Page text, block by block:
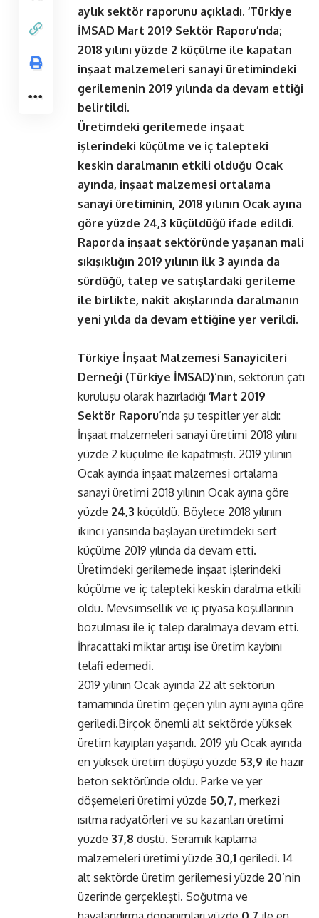
aylık sektör raporunu açıkladı. ‘Türkiye
İMSAD Mart 2019 Sektör Raporu’nda;
2018 yılını yüzde 2 küçülme ile kapatan
inşaat malzemeleri sanayi üretimindeki
gerilemenin 2019 yılında da devam ettiği
belirtildi.
Üretimdeki gerilemede inşaat
işlerindeki küçülme ve iç talepteki
keskin daralmanın etkili olduğu Ocak
ayında, inşaat malzemesi ortalama
sanayi üretiminin, 2018 yılının Ocak ayına
göre yüzde 24,3 küçüldüğü ifade edildi.
Raporda inşaat sektöründe yaşanan mali
sıkışıklığın 2019 yılının ilk 3 ayında da
sürdüğü, talep ve satışlardaki gerileme
ile birlikte, nakit akışlarında daralmanın
yeni yılda da devam ettiğine yer verildi.
Türkiye İnşaat Malzemesi Sanayicileri
Derneği (Türkiye İMSAD)’nin, sektörün çatı
kuruluşu olarak hazırladığı ‘Mart 2019
Sektör Raporu’nda şu tespitler yer aldı:
İnşaat malzemeleri sanayi üretimi 2018 yılını
yüzde 2 küçülme ile kapatmıştı. 2019 yılının
Ocak ayında inşaat malzemesi ortalama
sanayi üretimi 2018 yılının Ocak ayına göre
yüzde 24,3 küçüldü. Böylece 2018 yılının
ikinci yarısında başlayan üretimdeki sert
küçülme 2019 yılında da devam etti.
Üretimdeki gerilemede inşaat işlerindeki
küçülme ve iç talepteki keskin daralma etkili
oldu. Mevsimsellik ve iç piyasa koşullarının
bozulması ile iç talep daralmaya devam etti.
İhracattaki miktar artışı ise üretim kaybını
telafi edemedi.
2019 yılının Ocak ayında 22 alt sektörün
tamamında üretim geçen yılın aynı ayına göre
geriledi.Birçok önemli alt sektörde yüksek
üretim kayıpları yaşandı. 2019 yılı Ocak ayında
en yüksek üretim düşüşü yüzde 53,9 ile hazır
beton sektöründe oldu. Parke ve yer
döşemeleri üretimi yüzde 50,7, merkezi
ısıtma radyatörleri ve su kazanları üretimi
yüzde 37,8 düştü. Seramik kaplama
malzemeleri üretimi yüzde 30,1 geriledi. 14
alt sektörde üretim gerilemesi yüzde 20’nin
üzerinde gerçekleşti. Soğutma ve